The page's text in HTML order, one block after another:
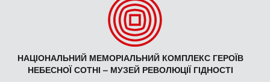
НАЦІОНАЛЬНИЙ МЕМОРІАЛЬНИЙ КОМПЛЕКС ГЕРОЇВ
НЕБЕСНОЇ СОТНІ – МУЗЕЙ РЕВОЛЮЦІЇ ГІДНОСТІ